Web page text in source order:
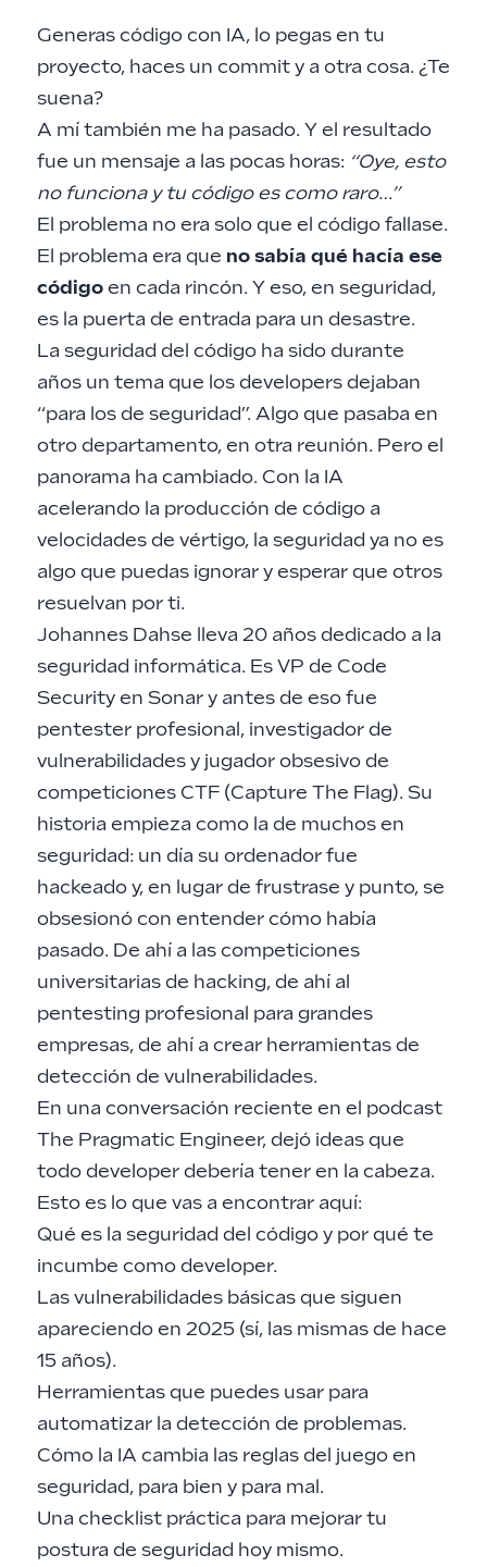
Generas código con IA, lo pegas en tu
proyecto, haces un commit y a otra cosa. ¿Te
suena?
A mí también me ha pasado. Y el resultado
fue un mensaje a las pocas horas: “Oye, esto
no funciona y tu código es como raro…”
El problema no era solo que el código fallase.
El problema era que no sabía qué hacía ese
códigoen cada rincón. Y eso, en seguridad,
es la puerta de entrada para un desastre.
La seguridad del código ha sido durante
años un tema que los developers dejaban
“para los de seguridad”. Algo que pasaba en
otro departamento, en otra reunión. Pero el
panorama ha cambiado. Con la IA
acelerando la producción de código a
velocidades de vértigo, la seguridad ya no es
algo que puedas ignorar y esperar que otros
resuelvan por ti.
Johannes Dahse lleva 20 años dedicado a la
seguridad informática. Es VP de Code
Security en Sonary antes de eso fue
pentester profesional, investigador de
vulnerabilidades y jugador obsesivo de
competiciones CTF (Capture The Flag). Su
historia empieza como la de muchos en
seguridad: un día su ordenador fue
hackeado y, en lugar de frustrase y punto, se
obsesionó con entender cómo había
pasado. De ahí a las competiciones
universitarias de hacking, de ahí al
pentesting profesional para grandes
empresas, de ahí a crear herramientas de
detección de vulnerabilidades.
En una conversación reciente en el podcast
The Pragmatic Engineer, dejó ideas que
todo developer debería tener en la cabeza.
Esto es lo que vas a encontrar aquí:
Qué es la seguridad del código y por qué te
incumbe como developer.
Las vulnerabilidades básicas que siguen
apareciendo en 2025 (sí, las mismas de hace
15 años).
Herramientas que puedes usar para
automatizar la detección de problemas.
Cómo la IA cambia las reglas del juego en
seguridad, para bien y para mal.
Una checklist práctica para mejorar tu
postura de seguridad hoy mismo.